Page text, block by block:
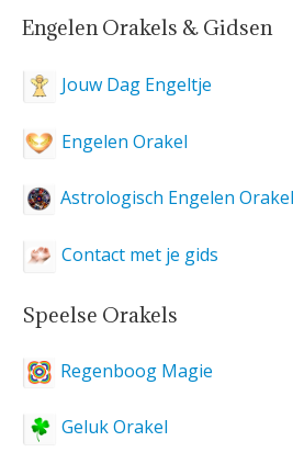
Engelen Orakels & Gidsen
Jouw Dag Engeltje
Engelen Orakel
Astrologisch Engelen Orakel
Contact met je gids
Speelse Orakels
Regenboog Magie
Geluk Orakel